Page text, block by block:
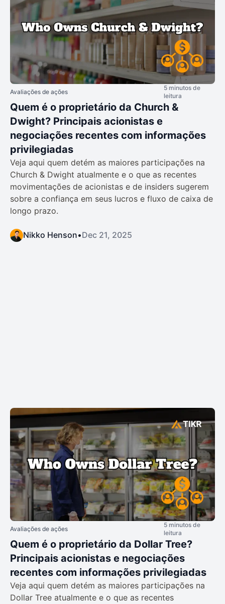
Avaliações de ações
5 minutos de
leitura
Quem é o proprietário da Church &
Dwight? Principais acionistas e
negociações recentes com informações
privilegiadas
Veja aqui quem detém as maiores participações na
Church & Dwight atualmente e o que as recentes
movimentações de acionistas e de insiders sugerem
sobre a confiança em seus lucros e fluxo de caixa de
longo prazo.
Nikko Henson•Dec 21, 2025
Avaliações de ações
5 minutos de
leitura
Quem é o proprietário da Dollar Tree?
Principais acionistas e negociações
recentes com informações privilegiadas
Veja aqui quem detém as maiores participações na
Dollar Tree atualmente e o que as recentes